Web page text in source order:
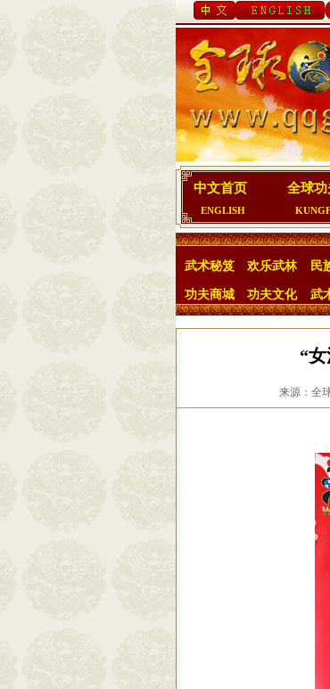
中文首页
ENGLISH
全球功
武术秘笈 欢乐武林 民
功夫商城 功夫文化 武
“
来源：全